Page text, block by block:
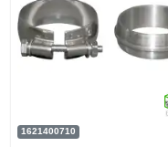
1621400710